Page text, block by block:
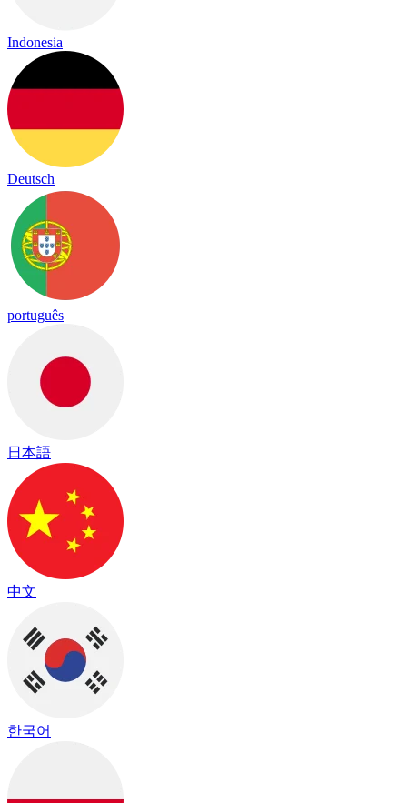
Indonesia
Deutsch
português
日本語
中文
한국어